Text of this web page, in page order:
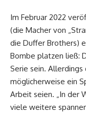
Im Februar 2022
(die Macher von
die Duffer Brothers)
Bombe platzen ließ:
Serie sein. Allerdings
möglicherweise ein
Arbeit seien. „In der
viele weitere